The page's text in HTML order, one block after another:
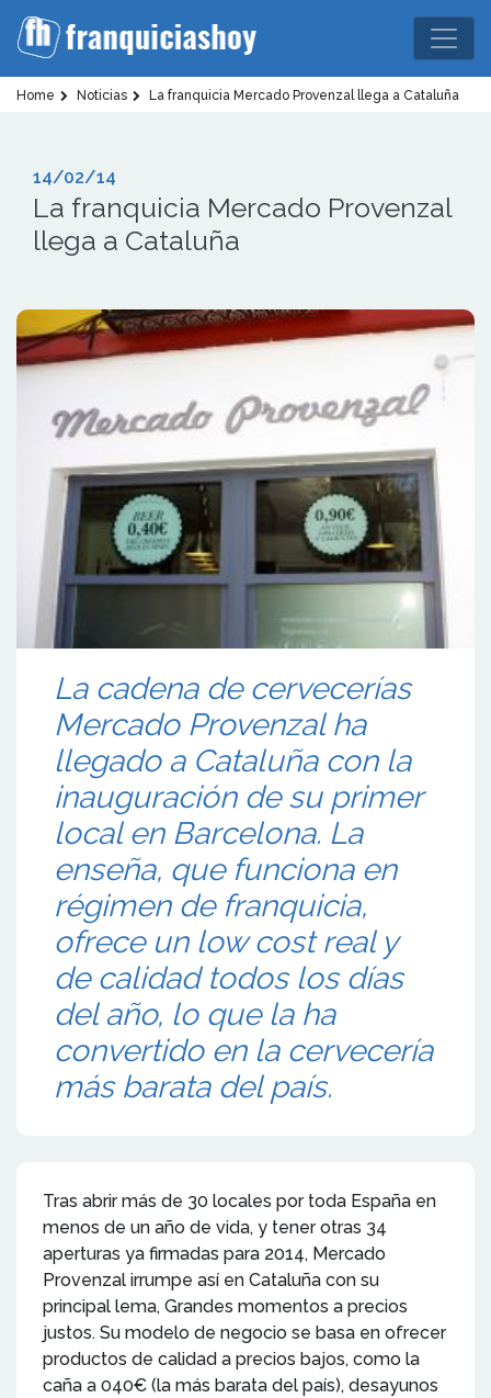
Home Noticias La franquicia Mercado Provenzal llega a Cataluña
14/02/14
La franquicia Mercado Provenzal
llega a Cataluña
La cadena de cervecerías
Mercado Provenzal ha
llegado a Cataluña con la
inauguración de su primer
local en Barcelona. La
enseña, que funciona en
régimen de franquicia,
ofrece un low cost real y
de calidad todos los días
del año, lo que la ha
convertido en la cervecería
más barata del país.
Tras abrir más de 30 locales por toda España en
menos de un año de vida, y tener otras 34
aperturas ya firmadas para 2014, Mercado
Provenzal irrumpe así en Cataluña con su
principal lema, Grandes momentos a precios
justos. Su modelo de negocio se basa en ofrecer
productos de calidad a precios bajos, como la
caña a 040€ (la más barata del país), desayunos